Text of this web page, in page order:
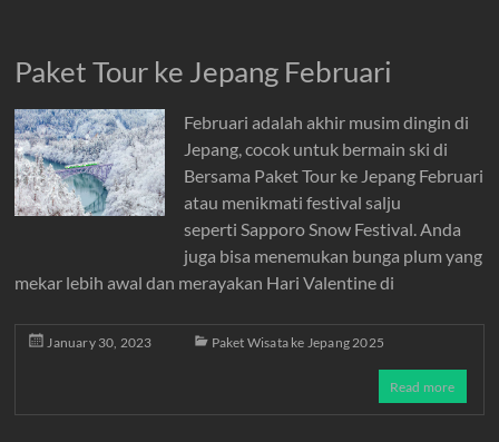
Paket Tour ke Jepang Februari
Februari adalah akhir musim dingin di
Jepang, cocok untuk bermain ski di
Bersama Paket Tour ke Jepang Februari
atau menikmati festival salju
seperti Sapporo Snow Festival. Anda
juga bisa menemukan bunga plum yang
mekar lebih awal dan merayakan Hari Valentine di
January 30, 2023 Paket Wisata ke Jepang 2025
Read more